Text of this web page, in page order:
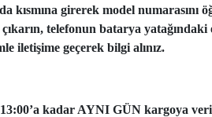
kısmına girerek model numarasını
telefonun batarya
iletişime geçerek bilgi alınız.
kadar AYNI GÜN kargoya